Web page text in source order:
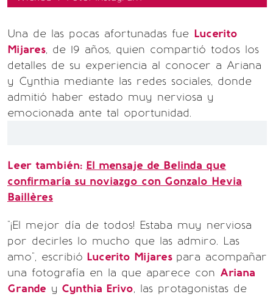
Una de las pocas afortunadas fue Lucerito
Mijares, de 19 años, quien compartió todos los
detalles de su experiencia al conocer a Ariana
y Cynthia mediante las redes sociales, donde
admitió haber estado muy nerviosa y
emocionada ante tal oportunidad.
Leer también: El mensaje de Belinda que
confirmaría su noviazgo con Gonzalo Hevia
Baillères
"¡El mejor día de todos! Estaba muy nerviosa
por decirles lo mucho que las admiro. Las
amo", escribió Lucerito Mijares para acompañar
una fotografía en la que aparece con Ariana
Grande y Cynthia Erivo, las protagonistas de